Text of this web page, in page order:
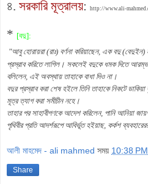
৪. সরকারি মূত্রালয়: http://www.ali-
* [বদু]:
"আবু হোরায়রা (রাঃ) বর্ণনা করিয়াছেন, এক বদু
প্রস্রাব করিতে লাগিল। সকলেই বদুকে ধমক দিতে আরম্ভ
বলিলেন, এই অবস্থায় তাহাকে বাধা দিও না।
বদুর প্রস্রাব করা শেষ হইলে তিনি তাহাকে নিকটে
মূত্র ত্যাগ করা সমীচীন নহে।
তাহার পর সাহাবীগণকে আদেশ করিলেন, পানি আনিয়া
পৃথিবীর প্রতি আদর্শরূপে আবির্ভূত হইয়াছ, কর্কশ
আলী মাহমেদ - ali mahmed সময় 10:38 PM
Share